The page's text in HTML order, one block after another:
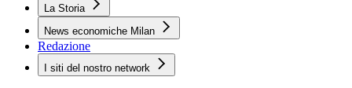
La Storia
News economiche Milan
Redazione
I siti del nostro network